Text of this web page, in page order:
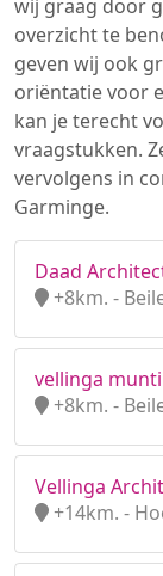
wij graag door
overzicht te
geven wij ook
oriëntatie voor
kan je terecht
vraagstukken.
vervolgens in
Garminge.
Daad
+8km. -
vellinga
+8km. -
Vellinga
+14km. -